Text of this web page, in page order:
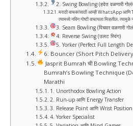
2. Swing Bowling (हवेत वळणारी
मराठी वाचकांसाठी आम्ही WhatsApp
त्यामध्ये नविन गोष्टी वाचायला मिळतील.
3. Seam Bowling (पिचवर वळणारी
4. Reverse Swing (उलट स्विंग)
5. Yorker (Perfect Full Length
6. Bouncer (Short Pitch
Jasprit Bumrah ची Bowling
Bumrah’s Bowling Technique
Marathi
1. Unorthodox Bowling Action
2. Run-up आणि Energy Transfer
3. Release Point आणि Wrist Position
4. Yorker Specialist